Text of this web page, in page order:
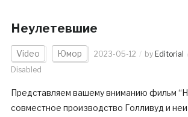
Неулетевшие
Video Юмор 2023-05-12 by Editorial
Disabled
Представляем вашему вниманию фильм
совместное производство Голливуд и